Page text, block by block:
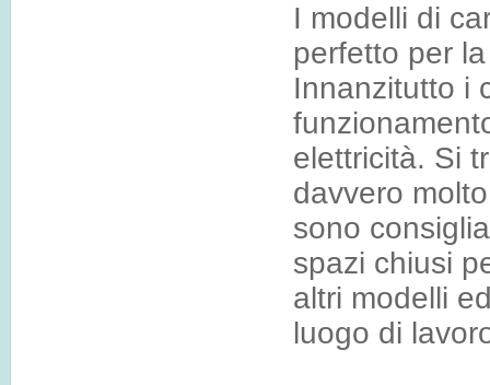
I modelli di
perfetto per
Innanzitutto i
elettricità. Si
davvero
sono
spazi chiusi
altri modelli
luogo di